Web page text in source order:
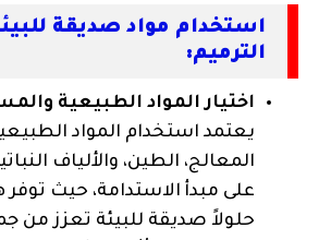
استخدام مواد صديقة
الترميم:
اختيار المواد الطبيعية
يعتمد استخدام المواد
المعالج، الطين، والألياف
على مبدأ الاستدامة، حيث توفر
حلولاً صديقة للبيئة تعزز من